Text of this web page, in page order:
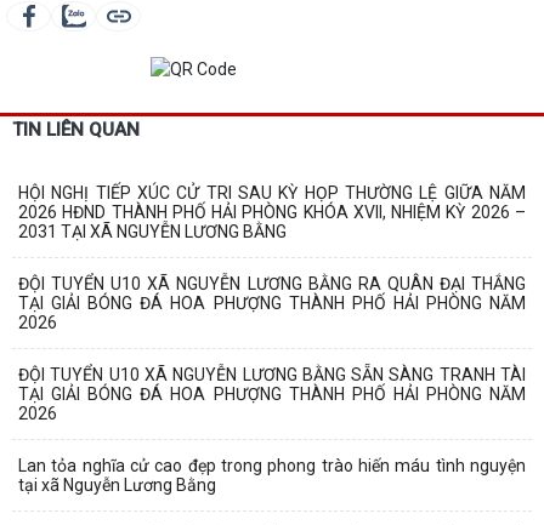
TIN LIÊN QUAN
HỘI NGHỊ TIẾP XÚC CỬ TRI SAU KỲ HỌP THƯỜNG LỆ GIỮA NĂM
2026 HĐND THÀNH PHỐ HẢI PHÒNG KHÓA XVII, NHIỆM KỲ 2026 –
2031 TẠI XÃ NGUYỄN LƯƠNG BẰNG
ĐỘI TUYỂN U10 XÃ NGUYỄN LƯƠNG BẰNG RA QUÂN ĐẠI THẮNG
TẠI GIẢI BÓNG ĐÁ HOA PHƯỢNG THÀNH PHỐ HẢI PHÒNG NĂM
2026
ĐỘI TUYỂN U10 XÃ NGUYỄN LƯƠNG BẰNG SẴN SÀNG TRANH TÀI
TẠI GIẢI BÓNG ĐÁ HOA PHƯỢNG THÀNH PHỐ HẢI PHÒNG NĂM
2026
Lan tỏa nghĩa cử cao đẹp trong phong trào hiến máu tình nguyện
tại xã Nguyễn Lương Bằng